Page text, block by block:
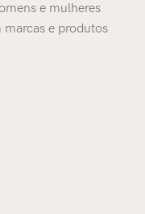
e mulheres
marcas e produtos